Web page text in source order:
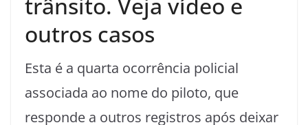
trânsito. Veja vídeo e
outros casos
Esta é a quarta ocorrência policial
associada ao nome do piloto, que
responde a outros registros após deixar